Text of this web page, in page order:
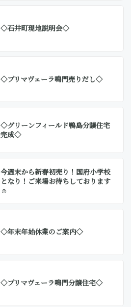
◇石井町現地説明会◇
◇プリマヴェーラ鳴門売りだし◇
◇グリーンフィールド鴨島分譲住宅
完成◇
今週末から新春初売り！国府小学校
となり！ご来場お待ちしております
☺
◇年末年始休業のご案内◇
◇プリマヴェーラ鳴門分譲住宅◇